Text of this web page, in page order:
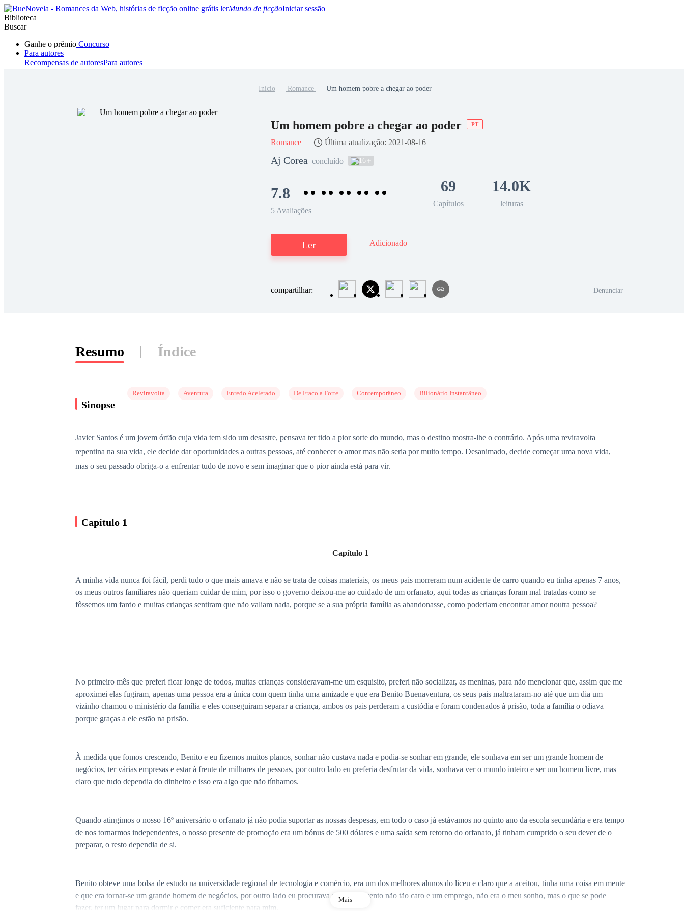
Mundo de ficçãoIniciar sessão
Biblioteca
Buscar
Ganhe o prêmio Concurso
Para autores
Recompensas de autoresPara autores
Ranking
Hombre lobo Sistema Fantasía Urbano
Início Romance Um homem pobre a chegar ao poder
Um homem pobre a chegar ao poder PT
Romance Última atualização: 2021-08-16
Aj Corea concluído 16
7.8
5 Avaliações
69
Capítulos
14.0K
leituras
Ler Adicionado
compartilhar: Denunciar
Resumo Índice
Sinopse
Reviravolta Aventura Enredo Acelerado De Fraco a Forte Contemporâneo Bilionário Instantâneo
Javier Santos é um jovem órfão cuja vida tem sido um desastre, pensava ter tido a pior sorte do mundo, mas o destino mostra-lhe o contrário. Após uma reviravolta
repentina na sua vida, ele decide dar oportunidades a outras pessoas, até conhecer o amor mas não seria por muito tempo. Desanimado, decide começar uma nova vida,
mas o seu passado obriga-o a enfrentar tudo de novo e sem imaginar que o pior ainda está para vir.
Capítulo 1
Capítulo 1
A minha vida nunca foi fácil, perdi tudo o que mais amava e não se trata de coisas materiais, os meus pais morreram num acidente de carro quando eu tinha apenas 7 anos,
os meus outros familiares não queriam cuidar de mim, por isso o governo deixou-me ao cuidado de um orfanato, aqui todas as crianças foram mal tratadas como se
fôssemos um fardo e muitas crianças sentiram que não valiam nada, porque se a sua própria família as abandonasse, como poderiam encontrar amor noutra pessoa?
No primeiro mês que preferi ficar longe de todos, muitas crianças consideravam-me um esquisito, preferi não socializar, as meninas, para não mencionar que, assim que me
aproximei elas fugiram, apenas uma pessoa era a única com quem tinha uma amizade e que era Benito Buenaventura, os seus pais maltrataram-no até que um dia um
vizinho chamou o ministério da família e eles conseguiram separar a criança, ambos os pais perderam a custódia e foram condenados à prisão, toda a família o odiava
porque graças a ele estão na prisão.
À medida que fomos crescendo, Benito e eu fizemos muitos planos, sonhar não custava nada e podia-se sonhar em grande, ele sonhava em ser um grande homem de
negócios, ter várias empresas e estar à frente de milhares de pessoas, por outro lado eu preferia desfrutar da vida, sonhava ver o mundo inteiro e ser um homem livre, mas
claro que tudo dependia do dinheiro e isso era algo que não tínhamos.
Quando atingimos o nosso 16º aniversário o orfanato já não podia suportar as nossas despesas, em todo o caso já estávamos no quinto ano da escola secundária e era tempo
de nos tornarmos independentes, o nosso presente de promoção era um bónus de 500 dólares e uma saída sem retorno do orfanato, já tinham cumprido o seu dever de o
preparar, o resto dependia de si.
Benito obteve uma bolsa de estudo na universidade regional de tecnologia e comércio, era um dos melhores alunos do liceu e claro que a aceitou, tinha uma coisa em mente
e que era tornar-se um grande homem de negócios, por outro lado eu procurava um apartamento não tão caro e um emprego, não era o meu sonho, mas o que se pode
fazer, ter um lugar para dormir e comer era suficiente para mim.
Mais